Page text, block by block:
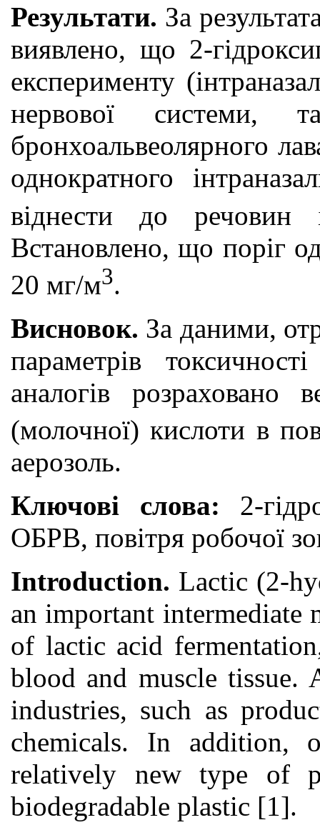
Результати. За
виявлено, що 2-
експерименту
нервової системи,
бронхоальвеолярного
однократного
віднести до речовин
Встановлено, що поріг
20 мг/м3.
Висновок. За даними,
параметрів
аналогів розраховано
(молочної) кислоти в
аерозоль.
Ключові слова: 2-
ОБРВ, повітря робочої
Introduction. Lactic (2-
an important intermediate
of lactic acid
blood and muscle
industries, such as
chemicals. In addition,
relatively new type of
biodegradable plastic [1].